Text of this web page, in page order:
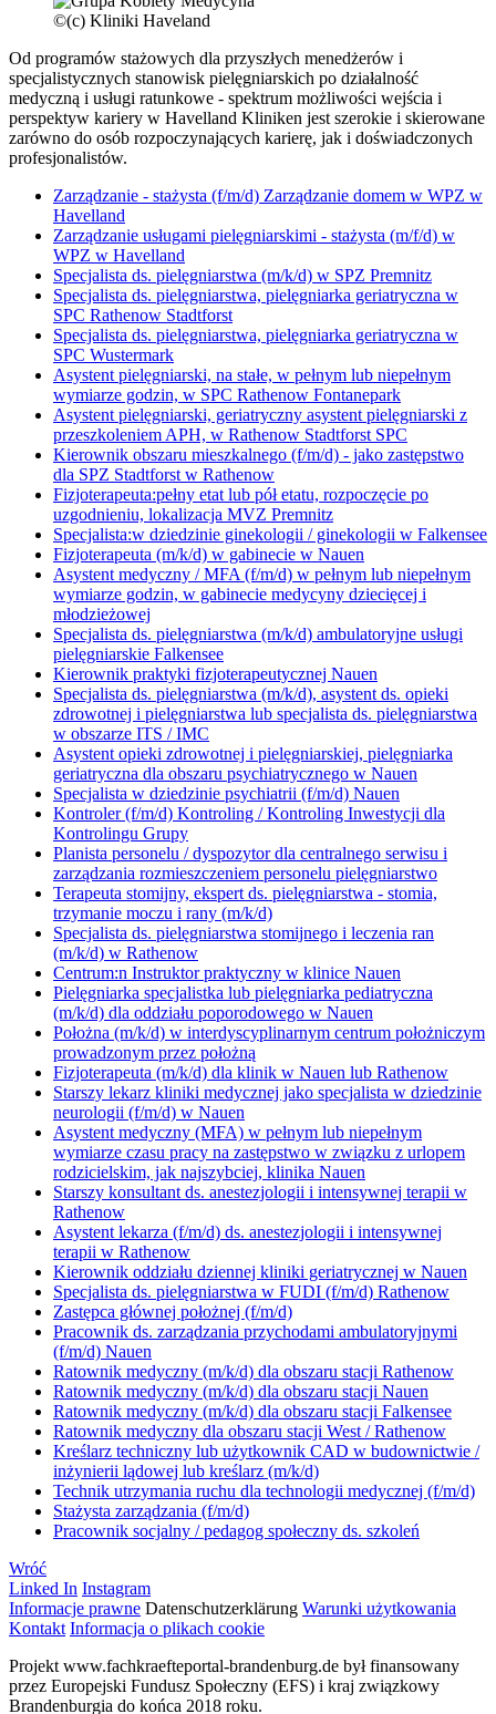
©(c) Kliniki Haveland
Od programów stażowych dla przyszłych menedżerów i
specjalistycznych stanowisk pielęgniarskich po działalność
medyczną i usługi ratunkowe - spektrum możliwości wejścia i
perspektyw kariery w Havelland Kliniken jest szerokie i skierowane
zarówno do osób rozpoczynających karierę, jak i doświadczonych
profesjonalistów.
Zarządzanie - stażysta (f/m/d) Zarządzanie domem w WPZ w
Havelland
Zarządzanie usługami pielęgniarskimi - stażysta (m/f/d) w
WPZ w Havelland
Specjalista ds. pielęgniarstwa (m/k/d) w SPZ Premnitz
Specjalista ds. pielęgniarstwa, pielęgniarka geriatryczna w
SPC Rathenow Stadtforst
Specjalista ds. pielęgniarstwa, pielęgniarka geriatryczna w
SPC Wustermark
Asystent pielęgniarski, na stałe, w pełnym lub niepełnym
wymiarze godzin, w SPC Rathenow Fontanepark
Asystent pielęgniarski, geriatryczny asystent pielęgniarski z
przeszkoleniem APH, w Rathenow Stadtforst SPC
Kierownik obszaru mieszkalnego (f/m/d) - jako zastępstwo
dla SPZ Stadtforst w Rathenow
Fizjoterapeuta:pełny etat lub pół etatu, rozpoczęcie po
uzgodnieniu, lokalizacja MVZ Premnitz
Specjalista:w dziedzinie ginekologii / ginekologii w Falkensee
Fizjoterapeuta (m/k/d) w gabinecie w Nauen
Asystent medyczny / MFA (f/m/d) w pełnym lub niepełnym
wymiarze godzin, w gabinecie medycyny dziecięcej i
młodzieżowej
Specjalista ds. pielęgniarstwa (m/k/d) ambulatoryjne usługi
pielęgniarskie Falkensee
Kierownik praktyki fizjoterapeutycznej Nauen
Specjalista ds. pielęgniarstwa (m/k/d), asystent ds. opieki
zdrowotnej i pielęgniarstwa lub specjalista ds. pielęgniarstwa
w obszarze ITS / IMC
Asystent opieki zdrowotnej i pielęgniarskiej, pielęgniarka
geriatryczna dla obszaru psychiatrycznego w Nauen
Specjalista w dziedzinie psychiatrii (f/m/d) Nauen
Kontroler (f/m/d) Kontroling / Kontroling Inwestycji dla
Kontrolingu Grupy
Planista personelu / dyspozytor dla centralnego serwisu i
zarządzania rozmieszczeniem personelu pielęgniarstwo
Terapeuta stomijny, ekspert ds. pielęgniarstwa - stomia,
trzymanie moczu i rany (m/k/d)
Specjalista ds. pielęgniarstwa stomijnego i leczenia ran
(m/k/d) w Rathenow
Centrum:n Instruktor praktyczny w klinice Nauen
Pielęgniarka specjalistka lub pielęgniarka pediatryczna
(m/k/d) dla oddziału poporodowego w Nauen
Położna (m/k/d) w interdyscyplinarnym centrum położniczym
prowadzonym przez położną
Fizjoterapeuta (m/k/d) dla klinik w Nauen lub Rathenow
Starszy lekarz kliniki medycznej jako specjalista w dziedzinie
neurologii (f/m/d) w Nauen
Asystent medyczny (MFA) w pełnym lub niepełnym
wymiarze czasu pracy na zastępstwo w związku z urlopem
rodzicielskim, jak najszybciej, klinika Nauen
Starszy konsultant ds. anestezjologii i intensywnej terapii w
Rathenow
Asystent lekarza (f/m/d) ds. anestezjologii i intensywnej
terapii w Rathenow
Kierownik oddziału dziennej kliniki geriatrycznej w Nauen
Specjalista ds. pielęgniarstwa w FUDI (f/m/d) Rathenow
Zastępca głównej położnej (f/m/d)
Pracownik ds. zarządzania przychodami ambulatoryjnymi
(f/m/d) Nauen
Ratownik medyczny (m/k/d) dla obszaru stacji Rathenow
Ratownik medyczny (m/k/d) dla obszaru stacji Nauen
Ratownik medyczny (m/k/d) dla obszaru stacji Falkensee
Ratownik medyczny dla obszaru stacji West / Rathenow
Kreślarz techniczny lub użytkownik CAD w budownictwie /
inżynierii lądowej lub kreślarz (m/k/d)
Technik utrzymania ruchu dla technologii medycznej (f/m/d)
Stażysta zarządzania (f/m/d)
Pracownik socjalny / pedagog społeczny ds. szkoleń
Wróć
Linked In Instagram
Informacje prawne Datenschutzerklärung Warunki użytkowania
Kontakt Informacja o plikach cookie
Projekt www.fachkraefteportal-brandenburg.de był finansowany
przez Europejski Fundusz Społeczny (EFS) i kraj związkowy
Brandenburgia do końca 2018 roku.